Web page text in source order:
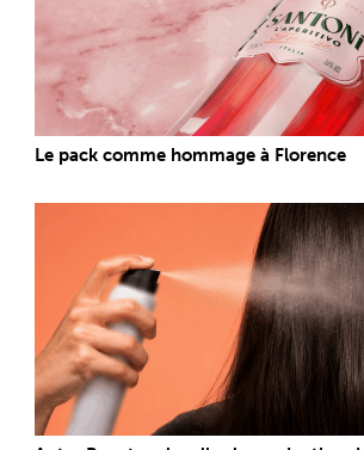
Le pack comme hommage à Florence